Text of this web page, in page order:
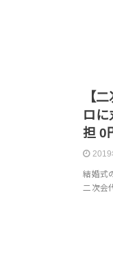
【
ロに
担 0
2019
結婚式
二次会